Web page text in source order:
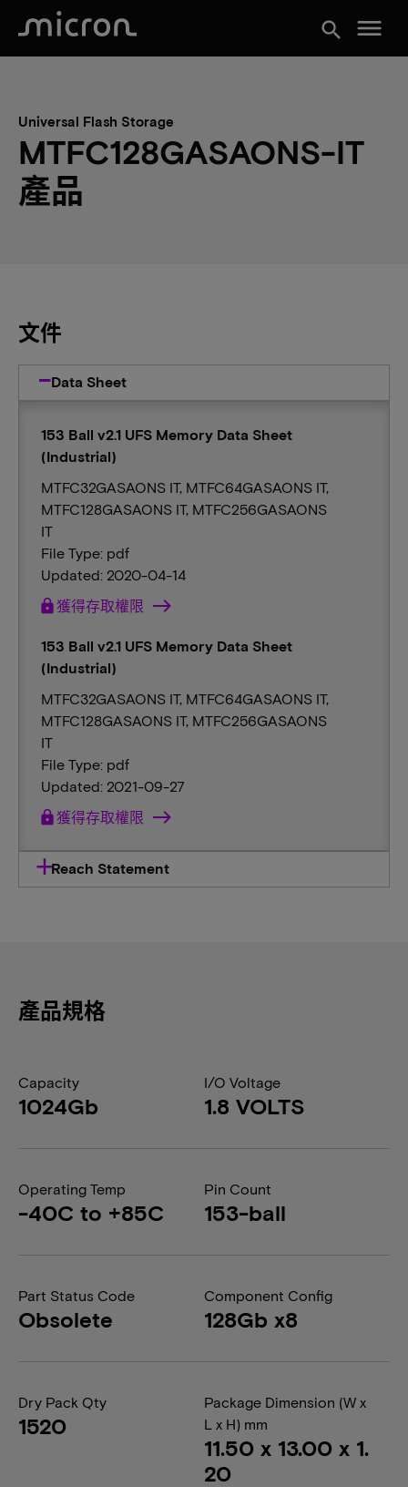
search menu
Universal Flash Storage
MTFC128GASAONS-IT
產品
文件
Data Sheet
153 Ball v2.1 UFS Memory Data Sheet
(Industrial)
MTFC32GASAONS IT, MTFC64GASAONS IT,
MTFC128GASAONS IT, MTFC256GASAONS
IT
File Type: pdf
Updated: 2020-04-14
lock 獲得存取權限
153 Ball v2.1 UFS Memory Data Sheet
(Industrial)
MTFC32GASAONS IT, MTFC64GASAONS IT,
MTFC128GASAONS IT, MTFC256GASAONS
IT
File Type: pdf
Updated: 2021-09-27
lock 獲得存取權限
Reach Statement
產品規格
Capacity
1024Gb
I/O Voltage
1.8 VOLTS
Operating Temp
-40C to +85C
Pin Count
153-ball
Part Status Code
Obsolete
Component Config
128Gb x8
Dry Pack Qty
1520
Package Dimension (W x
L x H) mm
11.50 x 13.00 x 1.
20